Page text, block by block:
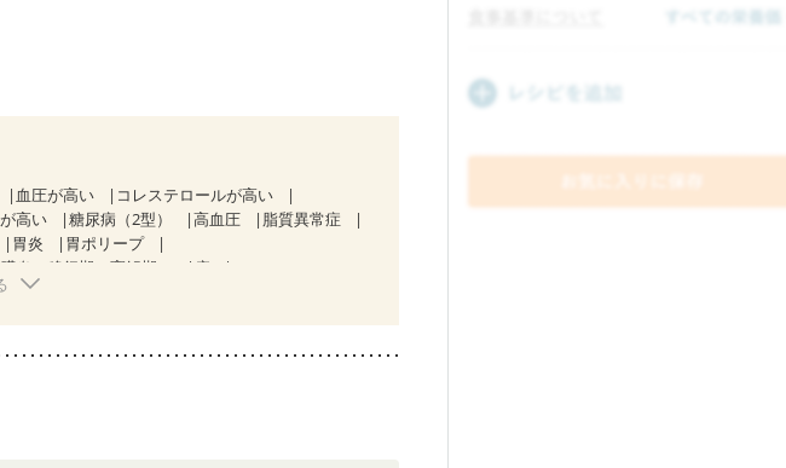
血圧が高い
コレステロールが高い
高い 糖尿病（2型） 高血圧
脂質異常症
胃炎
胃ポリープ
炎（移行期・寛解期）
痔
IBS）
ど
胃がん（抗がん剤治療中）